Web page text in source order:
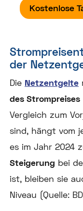
Kostenlose
der
Die Netzentgelte
des Strompreises
Vergleich zum
sind, hängt vom
es im Jahr 2024
Steigerung bei
ist, bleiben sie
Niveau (Quelle: